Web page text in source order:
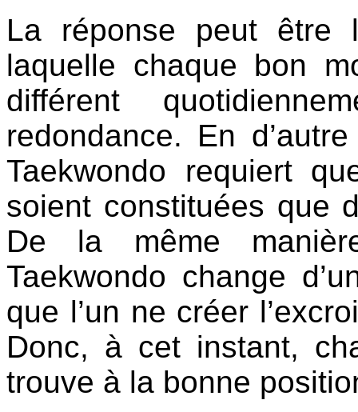
La réponse peut être
laquelle chaque bon
différent
redondance. En
Taekwondo requiert
soient constituées que
De la même
Taekwondo change
que l’un ne créer
Donc, à cet instant,
trouve à la bonne